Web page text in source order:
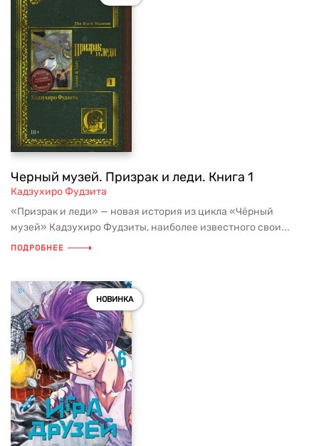
Черный музей. Призрак и леди. Книга 1
Кадзухиро Фудзита
«Призрак и леди» — новая история из цикла «Чёрный
музей» Кадзухиро Фудзиты, наиболее известного свои...
ПОДРОБНЕЕ
НОВИНКА